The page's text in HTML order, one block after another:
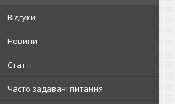
Відгуки
Новини
Статті
Часто задавані питання